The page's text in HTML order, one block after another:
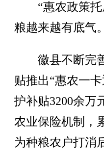
“惠农政策托
粮越来越有底气
徽县不断完善
贴推出“惠农一
护补贴3200余万
农业保险机制，
为种粮农户打消